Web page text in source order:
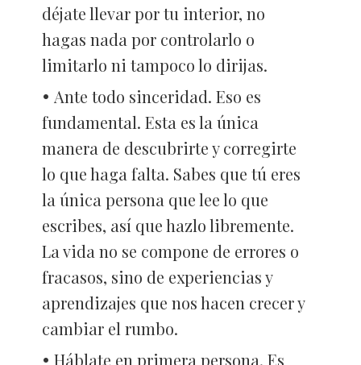
déjate llevar por tu interior, no
hagas nada por controlarlo o
limitarlo ni tampoco lo dirijas.
Ante todo sinceridad. Eso es
fundamental. Esta es la única
manera de descubrirte y corregirte
lo que haga falta. Sabes que tú eres
la única persona que lee lo que
escribes, así que hazlo libremente.
La vida no se compone de errores o
fracasos, sino de experiencias y
aprendizajes que nos hacen crecer y
cambiar el rumbo.
Háblate en primera persona. Es